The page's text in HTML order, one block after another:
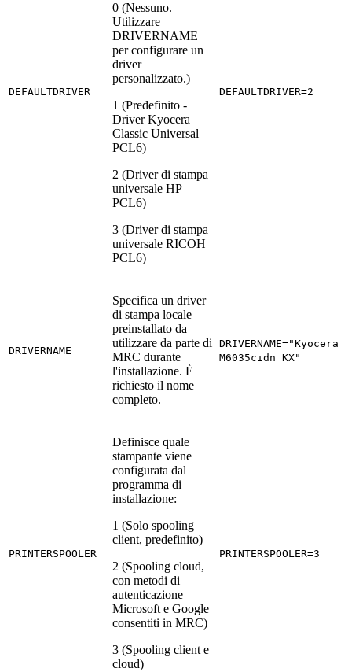
DEFAULTDRIVER
0 (Nessuno.
Utilizzare
DRIVERNAME
per configurare un
driver
personalizzato.)
1 (Predefinito -
Driver Kyocera
Classic Universal
PCL6)
2 (Driver di stampa
universale HP
PCL6)
3 (Driver di stampa
universale RICOH
PCL6)
DEFAULTDRIVER=2
DRIVERNAME
Specifica un driver
di stampa locale
preinstallato da
utilizzare da parte di
MRC durante
l'installazione. È
richiesto il nome
completo.
DRIVERNAME="Kyocera
M6035cidn KX"
PRINTERSPOOLER
Definisce quale
stampante viene
configurata dal
programma di
installazione:
1 (Solo spooling
client, predefinito)
2 (Spooling cloud,
con metodi di
autenticazione
Microsoft e Google
consentiti in MRC)
3 (Spooling client e
cloud)
PRINTERSPOOLER=3